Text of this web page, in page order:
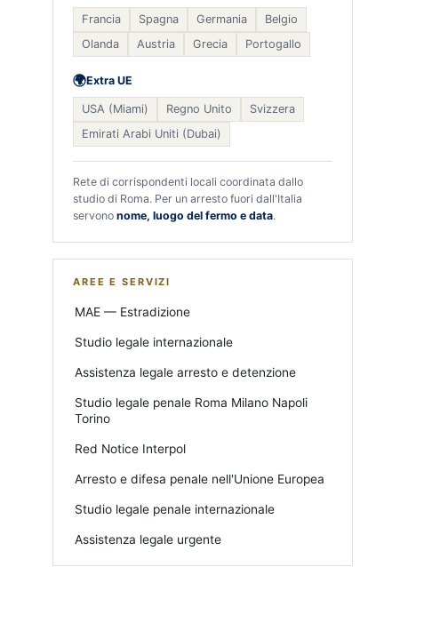
Francia Spagna Germania
Belgio
Olanda
Austria Grecia Portogallo
🌍Extra UE
USA (Miami) Regno Unito
Svizzera
Emirati Arabi Uniti (Dubai)
Rete di corrispondenti locali coordinata dallo
studio di Roma. Per un arresto fuori dall'Italia
servono nome, luogo del fermo e data.
AREE E SERVIZI
MAE — Estradizione
Studio legale internazionale
Assistenza legale arresto e detenzione
Studio legale penale Roma Milano Napoli
Torino
Red Notice Interpol
Arresto e difesa penale nell'Unione Europea
Studio legale penale internazionale
Assistenza legale urgente